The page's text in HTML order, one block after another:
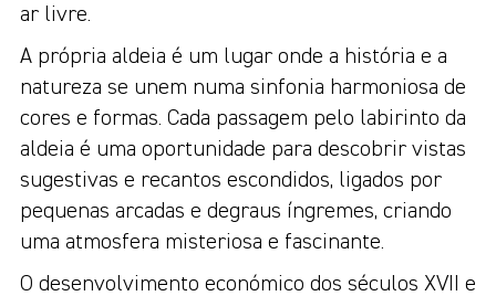
ar livre.
A própria aldeia é um lugar onde a história e a
natureza se unem numa sinfonia harmoniosa de
cores e formas. Cada passagem pelo labirinto da
aldeia é uma oportunidade para descobrir vistas
sugestivas e recantos escondidos, ligados por
pequenas arcadas e degraus íngremes, criando
uma atmosfera misteriosa e fascinante.
O desenvolvimento económico dos séculos XVII e